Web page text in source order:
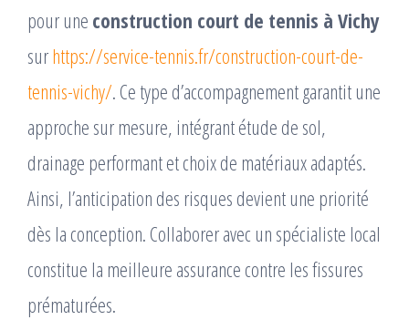
pour une construction court de tennis à Vichy
surhttps://service-tennis.fr/construction-court-de-
tennis-vichy/. Ce type d’accompagnement garantit une
approche sur mesure, intégrant étude de sol,
drainage performant et choix de matériaux adaptés.
Ainsi, l’anticipation des risques devient une priorité
dès la conception. Collaborer avec un spécialiste local
constitue la meilleure assurance contre les fissures
prématurées.